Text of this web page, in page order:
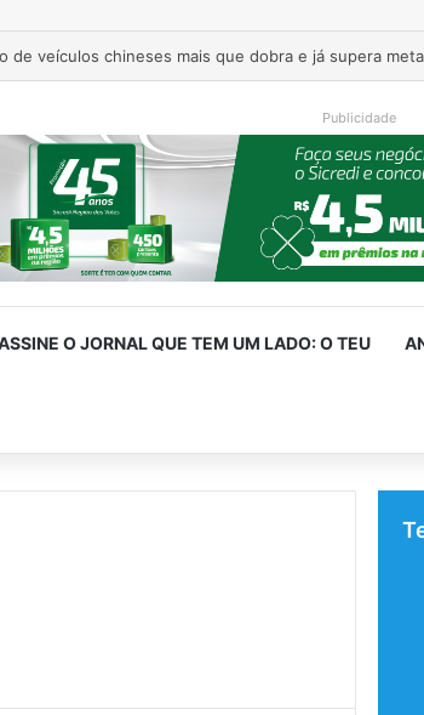
Roca Sales e Muçum é liberada após serviços de
Publicidade
O JORNAL QUE TEM UM LADO: O TEU